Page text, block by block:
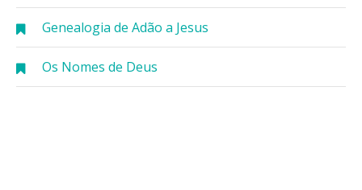
Genealogia de Adão a Jesus
Os Nomes de Deus